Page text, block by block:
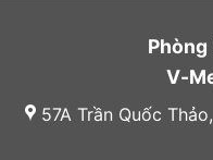
Phòng
V-
57A Trần Quốc